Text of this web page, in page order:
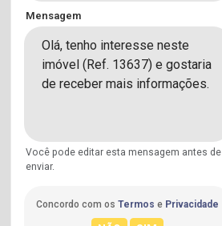
Mensagem
Você pode editar esta mensagem antes de
enviar.
Concordo com os Termos e Privacidade